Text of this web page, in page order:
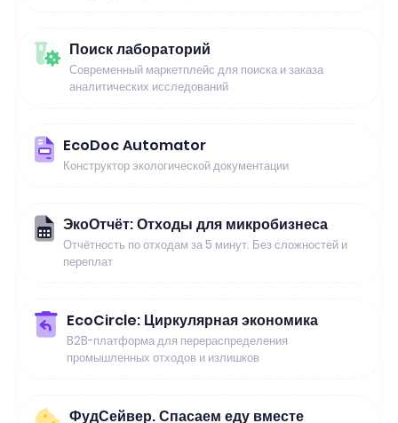
Поиск лабораторий
Современный маркетплейс для поиска и заказа
аналитических исследований
EcoDoc Automator
Конструктор экологической документации
ЭкоОтчёт: Отходы для микробизнеса
Отчётность по отходам за 5 минут. Без сложностей и
переплат
EcoCircle: Циркулярная экономика
B2B-платформа для перераспределения
промышленных отходов и излишков
ФудСейвер. Спасаем еду вместе